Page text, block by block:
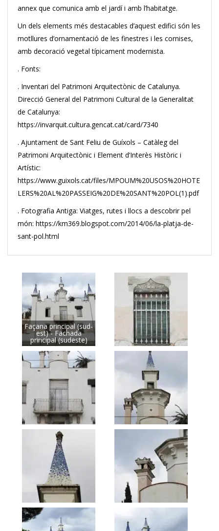
annex que comunica amb el jardí i amb l’habitatge.
Un dels elements més destacables d’aquest edifici són les
motllures d’ornamentació de les finestres i les cornises,
amb decoració vegetal típicament modernista.
. Fonts:
. Inventari del Patrimoni Arquitectònic de Catalunya.
Direcció General del Patrimoni Cultural de la Generalitat
de Catalunya:
https://invarquit.cultura.gencat.cat/card/7340
. Ajuntament de Sant Feliu de Guíxols – Catàleg del
Patrimoni Arquitectònic i Element d’Interès Històric i
Artístic:
https://www.guixols.cat/files/MPOUM%20USOS%20HOTE
LERS%20AL%20PASSEIG%20DE%20SANT%20POL(1).pdf
. Fotografia Antiga: Viatges, rutes i llocs a descobrir pel
món: https://km369.blogspot.com/2014/06/la-platja-de-
sant-pol.html
Façana principal (sud-
est) - Fachada
principal (sudeste)